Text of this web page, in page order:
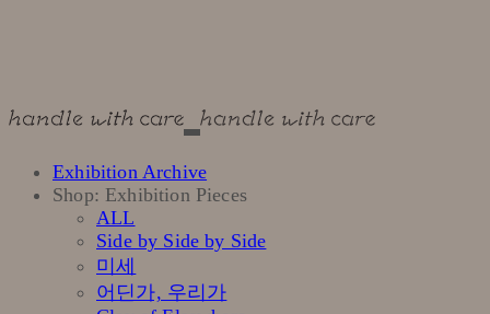
Exhibition Archive
Shop: Exhibition Pieces
ALL
Side by Side by Side
미세
어딘가, 우리가